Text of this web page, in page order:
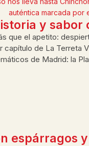
y
que el apetito:
capítulo de La Terreta
de Madrid: la
espárragos